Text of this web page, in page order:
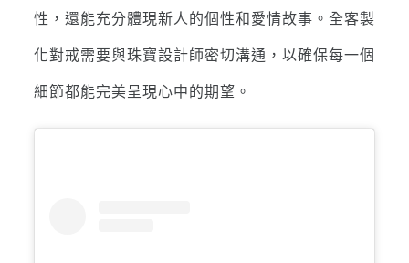
性，還能充分體現新人的個性和愛情故事。全客製
化對戒需要與珠寶設計師密切溝通，以確保每一個
細節都能完美呈現心中的期望。